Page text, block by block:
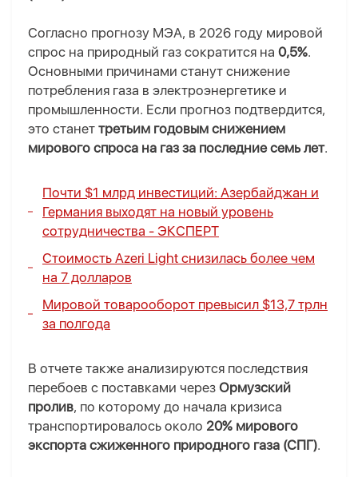
Согласно прогнозу МЭА, в 2026 году мировой
спрос на природный газ сократится на 0,5%.
Основными причинами станут снижение
потребления газа в электроэнергетике и
промышленности. Если прогноз подтвердится,
это станет третьим годовым снижением
мирового спроса на газ за последние семь лет.
Почти $1 млрд инвестиций: Азербайджан и
Германия выходят на новый уровень
сотрудничества - ЭКСПЕРТ
Стоимость Azeri Light снизилась более чем
на 7 долларов
Мировой товарооборот превысил $13,7 трлн
за полгода
В отчете также анализируются последствия
перебоев с поставками через Ормузский
пролив, по которому до начала кризиса
транспортировалось около 20% мирового
экспорта сжиженного природного газа (СПГ).